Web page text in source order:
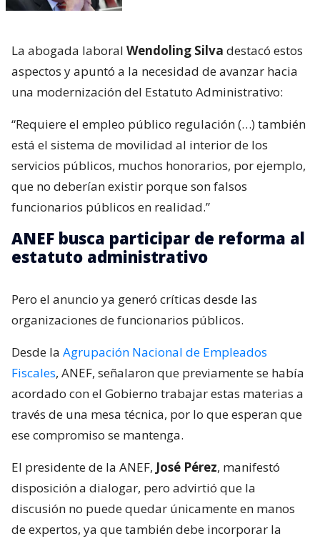
La abogada laboral Wendoling Silva destacó estos
aspectos y apuntó a la necesidad de avanzar hacia
una modernización del Estatuto Administrativo:
“Requiere el empleo público regulación (…) también
está el sistema de movilidad al interior de los
servicios públicos, muchos honorarios, por ejemplo,
que no deberían existir porque son falsos
funcionarios públicos en realidad.”
ANEF busca participar de reforma al
estatuto administrativo
Pero el anuncio ya generó críticas desde las
organizaciones de funcionarios públicos.
Desde la Agrupación Nacional de Empleados
Fiscales, ANEF, señalaron que previamente se había
acordado con el Gobierno trabajar estas materias a
través de una mesa técnica, por lo que esperan que
ese compromiso se mantenga.
El presidente de la ANEF, José Pérez, manifestó
disposición a dialogar, pero advirtió que la
discusión no puede quedar únicamente en manos
de expertos, ya que también debe incorporar la